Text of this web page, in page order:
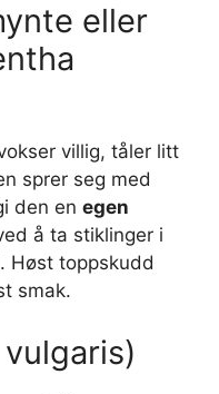
eller
villig, tåler litt
sprer seg med
den en egen
å ta stiklinger i
Høst toppskudd
smak.